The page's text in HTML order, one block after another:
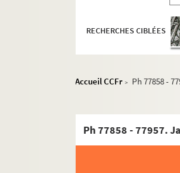
RECHERCHES CIBLÉES
Accueil CCFr > Ph 77858 -
Ph 77858 - 77957.
1961
1963
1964